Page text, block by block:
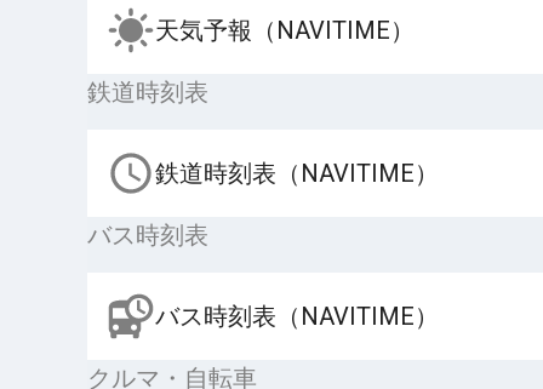
天気予報（NAVITIME）
鉄道時刻表
鉄道時刻表（NAVITIME）
バス時刻表
バス時刻表（NAVITIME）
クルマ・自転車